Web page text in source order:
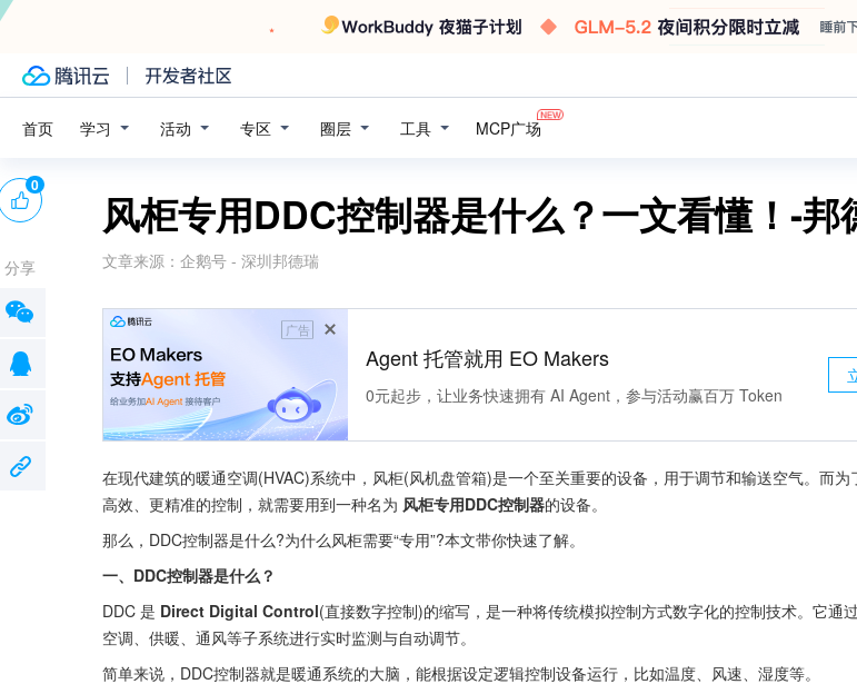
首页 学习 活动 专区 圈层 工具 MCP广场
风柜专用DDC控制器是什么？一文看懂！-邦
文章来源： 企鹅号 - 深圳邦德瑞
广告
Agent 托管就用 EO Makers
0元起步，让业务快速拥有 AI Agent，参与活动赢百万 Token
在现代建筑的暖通空调(HVAC)系统中，风柜(风机盘管箱)是一个至关重要的设备，用于调节和输送空气。而为
高效、更精准的控制，就需要用到一种名为 风柜专用DDC控制器的设备。
那么，DDC控制器是什么?为什么风柜需要“专用”?本文带你快速了解。
一、DDC控制器是什么？
DDC 是 Direct Digital Control(直接数字控制)的缩写，是一种将传统模拟控制方式数字化的控制技术。它通
空调、供暖、通风等子系统进行实时监测与自动调节。
简单来说，DDC控制器就是暖通系统的大脑，能根据设定逻辑控制设备运行，比如温度、风速、湿度等。
0
分享